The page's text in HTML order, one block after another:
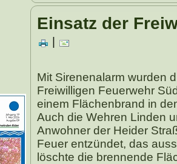
Einsatz der
Mit Sirenenalarm wurden
Freiwilligen Feuerwehr
einem Flächenbrand in
Auch die Wehren Linden
Anwohner der Heider
Feuer entzündet, das
löschte die brennende